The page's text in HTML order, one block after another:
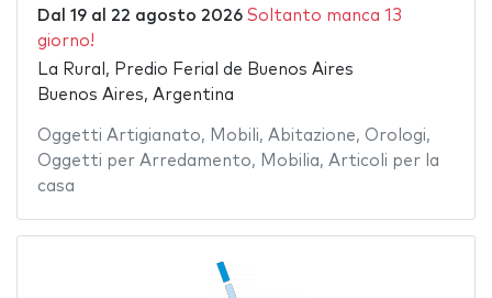
Dal 19al 22 agosto 2026 Soltanto manca 13
giorno!
La Rural, Predio Ferial de Buenos Aires
Buenos Aires, Argentina
Oggetti Artigianato, Mobili, Abitazione, Orologi,
Oggetti per Arredamento, Mobilia, Articoli per la
casa